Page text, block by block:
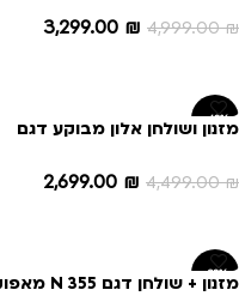
4,999.00₪
3,299.00 ₪
-40%
מזנון ושולחן אלון מבוקע דגם
4,499.00₪
2,699.00 ₪
-30%
מזנון + שולחן דגם N 355 מאפוקסי